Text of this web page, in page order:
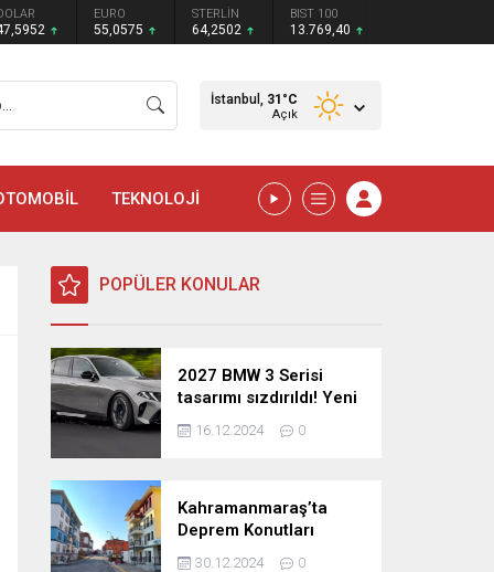
EURO
55,0575
STERLİN
64,2502
BIST 100
13.769,40
İstanbul, 31 °C
Açık
TEKNOLOJİ
POPÜLER KONULAR
2027 BMW 3 Serisi
tasarımı sızdırıldı! Yeni
nesil sedan’dan
şaşırtıcı yenilikler!
16.12.2024 0
Kahramanmaraş’ta
Deprem Konutları
2025’te Teslim Edilecek
30.12.2024 0